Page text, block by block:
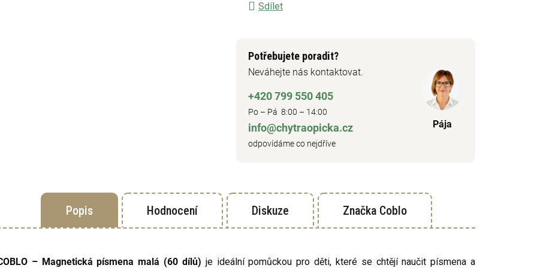
Sdílet
Potřebujete poradit?
Neváhejte nás kontaktovat.
+420 799 550 405
Po – Pá 8:00 – 14:00
info@chytraopicka.cz
odpovídáme co nejdříve
Pája
Popis Hodnocení Diskuze ZnačkaCoblo
– Magnetická písmena malá (60 dílů) je ideální pomůckou pro děti, které se chtějí naučit písmena a